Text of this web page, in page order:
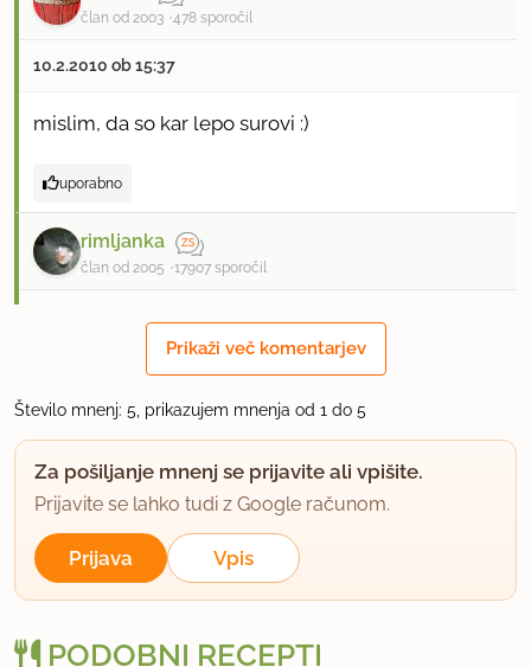
član od 2003 478 sporočil
10.2.2010 ob 15:37
mislim, da so kar lepo surovi :)
uporabno
rimljanka
član od 2005 17907 sporočil
No, kohica, nariban kuhan krompir boš težko ožela,
kajne? Torej surovega.
uporabno
član od 2006 40 sporočil
19.2.2010 ob 12:47
Preprosto in odlično, tako, kot se za kmečko
Prikaži več komentarjev
Število mnenj: 5, prikazujem mnenja od 1 do 5
Za pošiljanje mnenj se prijavite ali vpišite.
Prijavite se lahko tudi z Google računom.
Prijava Vpis
PODOBNI RECEPTI